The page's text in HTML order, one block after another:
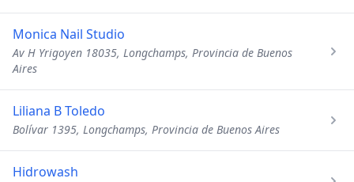
Monica Nail Studio
Av H Yrigoyen 18035, Longchamps, Provincia de Buenos
Aires
Liliana B Toledo
Bolívar 1395, Longchamps, Provincia de Buenos Aires
Hidrowash